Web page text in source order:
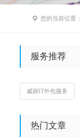
您的当前位置：
服务推荐
威丽IT外包服务
热门文章